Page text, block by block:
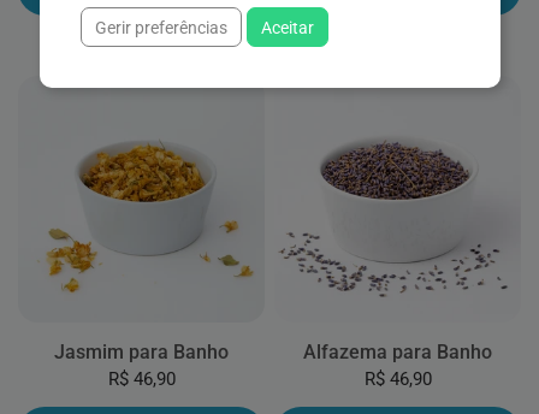
Jasmim para Banho
R$ 46,90
Alfazema para Banho
R$ 46,90
Gerir preferências Aceitar